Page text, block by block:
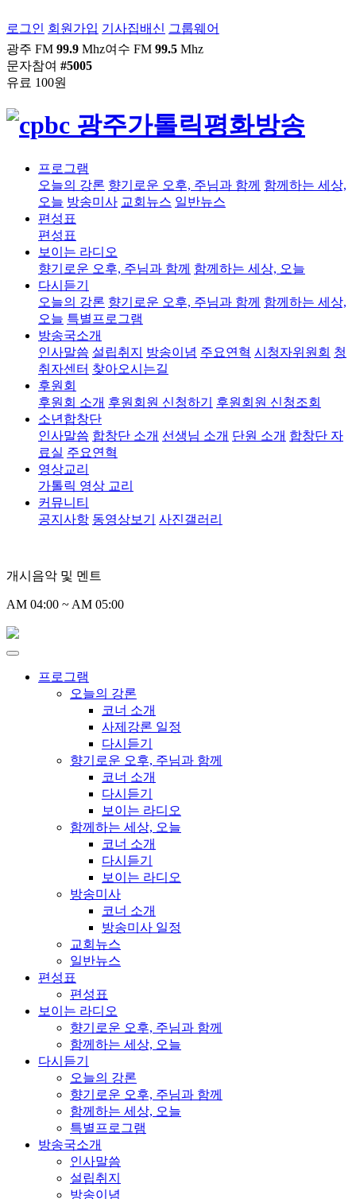
로그인 회원가입 기사집배신 그룹웨어
광주 FM 99.9 Mhz여수 FM 99.5 Mhz
문자참여 #5005
유료 100원
프로그램
오늘의 강론 향기로운 오후, 주님과 함께 함께하는 세상,
오늘 방송미사 교회뉴스 일반뉴스
편성표
편성표
보이는 라디오
향기로운 오후, 주님과 함께 함께하는 세상, 오늘
다시듣기
오늘의 강론 향기로운 오후, 주님과 함께 함께하는 세상,
오늘 특별프로그램
방송국소개
인사말씀 설립취지 방송이념 주요연혁 시청자위원회 청
취자센터 찾아오시는길
후원회
후원회 소개 후원회원 신청하기
후원회원 신청조회
소년합창단
인사말씀 합창단 소개 선생님 소개 단원 소개 합창단 자
료실 주요연혁
영상교리
가톨릭 영상 교리
커뮤니티
공지사항 동영상보기 사진갤러리
개시음악 및 멘트
AM 04:00 ~ AM 05:00
프로그램
오늘의 강론
코너 소개
사제강론 일정
다시듣기
향기로운 오후, 주님과 함께
코너 소개
다시듣기
보이는 라디오
함께하는 세상, 오늘
코너 소개
다시듣기
보이는 라디오
방송미사
코너 소개
방송미사 일정
교회뉴스
일반뉴스
편성표
편성표
보이는 라디오
향기로운 오후, 주님과 함께
함께하는 세상, 오늘
다시듣기
오늘의 강론
향기로운 오후, 주님과 함께
함께하는 세상, 오늘
특별프로그램
방송국소개
인사말씀
설립취지
방송이념